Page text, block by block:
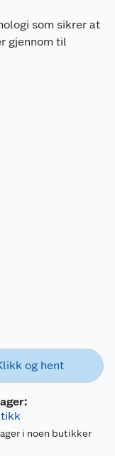
som sikrer at
gjennom til
og hent
i noen butikker